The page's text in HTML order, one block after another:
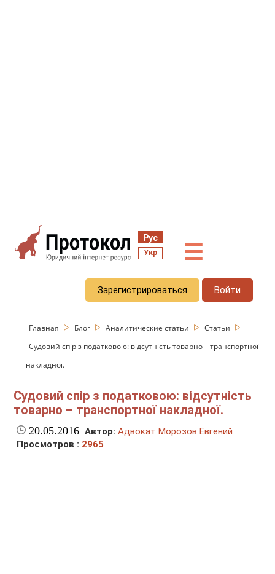
Рус
Укр ☰
Зарегистрироваться Войти
Главная Блог Аналитические статьи
Статьи
Судовий спір з податковою: відсутність товарно – транспортної
накладної.
Судовий спір з податковою: відсутність
товарно – транспортної накладної.
20.05.2016 Автор: Адвокат Морозов Евгений
Просмотров : 2965